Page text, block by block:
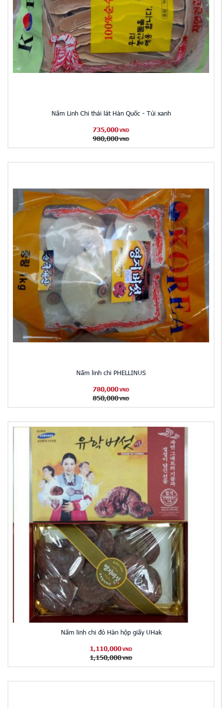
Nấm Linh Chi thái lát Hàn Quốc - Túi xanh
735,000 VND
980,000 VND
Nấm linh chi PHELLINUS
780,000 VND
850,000 VND
Nấm linh chi đỏ Hàn hộp giấy UHak
1,110,000 VND
1,150,000 VND